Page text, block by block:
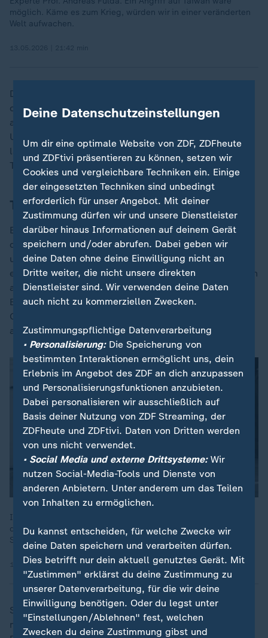
möglich. Käme es zum Krieg, würden wir in einer veränderten
Welt aufwachen.
Die Regierung in Peking blockierte den Verkauf des
chinesischen KI-Startups MANUS mit Sitz in Singapur
an den Meta-Konzern und droht ausländischen
Unternehmen nun, die bisher in China produzieren
lassen, mit drakonischen Maßnahmen, wenn sie einen
Teil ihrer Fertigung in andere Länder verlagern wollen.
Taiwan dürfte zentrale Rolle spielen
Experten in den Thinktanks in Washington notieren all
das mit großer Sorge, weil die Vereinigten Staaten
unter Trump als schwach wahrgenommen werden. Sie
erwarten keine großen Zugeständnisse von Xi, fürchten
aber, dass der amerikanische Präsident unter dem
Eindruck eines prunkvollen Empfangs von
Grundprinzipien der amerikanischen Ostasienpolitik
abweichen könnte.
In Taiwan bereiten sich Privatpersonen auf den Tag X vor, an
dem China das Land überfallen könnte. Sie üben Schießen mit
Softair-Gewehren und Erste Hilfe. Haku ist eine von ihnen.
11.05.2026 | 1:35 min
Sollte Trump den bereits zugesagten Verkauf von
modernsten Waffen in Höhe von rund 13 Milliarden
Deine Datenschutzeinstellungen
Um dir eine optimale Website von ZDF, ZDFheute
und ZDFtivi präsentieren zu können, setzen wir
Cookies und vergleichbare Techniken ein. Einige
der eingesetzten Techniken sind unbedingt
erforderlich für unser Angebot. Mit deiner
Zustimmung dürfen wir und unsere Dienstleister
darüber hinaus Informationen auf deinem Gerät
speichern und/oder abrufen. Dabei geben wir
deine Daten ohne deine Einwilligung nicht an
Dritte weiter, die nicht unsere direkten
Dienstleister sind. Wir verwenden deine Daten
auch nicht zu kommerziellen Zwecken.
Zustimmungspflichtige Datenverarbeitung
• Personalisierung:Die Speicherung von
bestimmten Interaktionen ermöglicht uns, dein
Erlebnis im Angebot des ZDF an dich anzupassen
und Personalisierungsfunktionen anzubieten.
Dabei personalisieren wir ausschließlich auf
Basis deiner Nutzung von ZDF Streaming, der
ZDFheute und ZDFtivi. Daten von Dritten werden
von uns nicht verwendet.
• Social Media und externe Drittsysteme:Wir
nutzen Social-Media-Tools und Dienste von
anderen Anbietern. Unter anderem um das Teilen
von Inhalten zu ermöglichen.
Du kannst entscheiden, für welche Zwecke wir
deine Daten speichern und verarbeiten dürfen.
Dies betrifft nur dein aktuell genutztes Gerät. Mit
"Zustimmen" erklärst du deine Zustimmung zu
unserer Datenverarbeitung, für die wir deine
Einwilligung benötigen. Oder du legst unter
"Einstellungen/Ablehnen" fest, welchen
Zwecken du deine Zustimmung gibst und